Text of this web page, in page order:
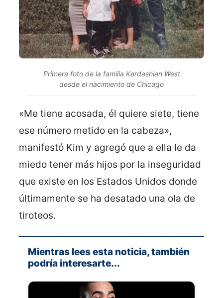
Primera foto de la familia Kardashian West
desde el nacimiento de Chicago
«Me tiene acosada, él quiere siete, tiene
ese número metido en la cabeza»,
manifestó Kim y agregó que a ella le da
miedo tener más hijos por la inseguridad
que existe en los Estados Unidos donde
últimamente se ha desatado una ola de
tiroteos.
Mientras lees esta noticia, también
podría interesarte...